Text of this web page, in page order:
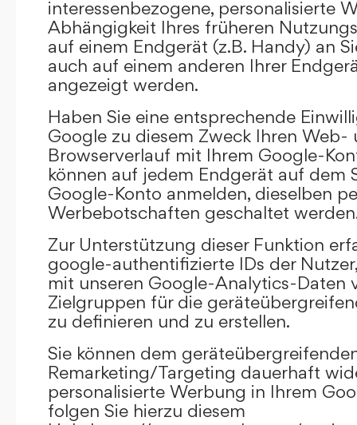
interessenbezogene, personalisierte
Abhängigkeit Ihres früheren
auf einem Endgerät (z.B. Handy) an
auch auf einem anderen Ihrer
angezeigt werden.
Haben Sie eine entsprechende
Google zu diesem Zweck Ihren
Browserverlauf mit Ihrem Google-
können auf jedem Endgerät auf dem
Google-Konto anmelden, dieselben
Werbebotschaften geschaltet
Zur Unterstützung dieser Funktion
google-authentifizierte IDs der
mit unseren Google-Analytics-Daten
Zielgruppen für die
zu definieren und zu erstellen.
Sie können dem
Remarketing/Targeting dauerhaft
personalisierte Werbung in Ihrem
folgen Sie hierzu diesem